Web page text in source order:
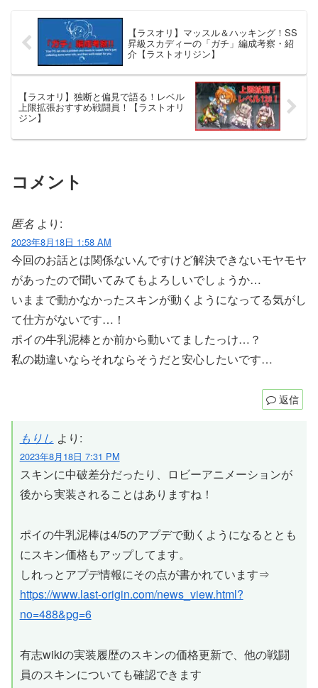
【ラスオリ】マッスル＆ハッキング！SS
昇級スカディーの「ガチ」編成考察・紹
介【ラストオリジン】
【ラスオリ】独断と偏見で語る！レベル
上限拡張おすすめ戦闘員！【ラストオリ
ジン】
コメント
匿名 より:
2023年8月18日 1:58 AM
今回のお話とは関係ないんですけど解決できないモヤモヤ
があったので聞いてみてもよろしいでしょうか…
いままで動かなかったスキンが動くようになってる気がし
て仕方がないです…！
ポイの牛乳泥棒とか前から動いてましたっけ…？
私の勘違いならそれならそうだと安心したいです…
返信
もりし より:
2023年8月18日 7:31 PM
スキンに中破差分だったり、ロビーアニメーションが
後から実装されることはありますね！
ポイの牛乳泥棒は4/5のアプデで動くようになるととも
にスキン価格もアップしてます。
しれっとアプデ情報にその点が書かれています⇒
https://www.last-origin.com/news_view.html?
no=488&pg=6
有志wikiの実装履歴のスキンの価格更新で、他の戦闘
員のスキンについても確認できます